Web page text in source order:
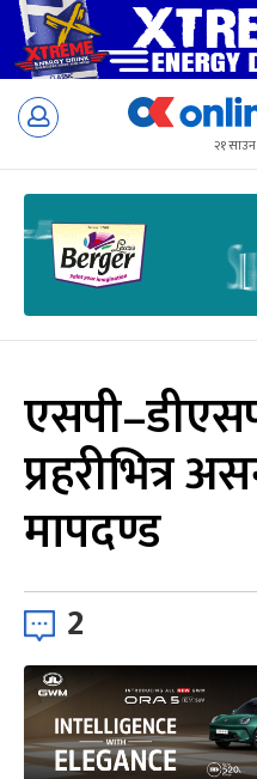
Skip
२१
प्रहरीभित्र
मापदण्ड
2